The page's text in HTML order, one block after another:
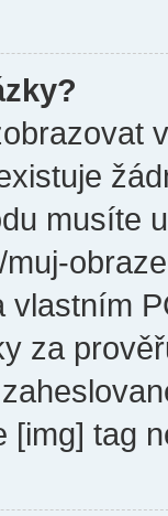
musíte
vlastním
za
[img] tag